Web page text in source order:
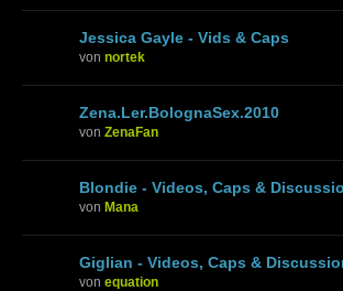
Jessica Gayle - Vids & Caps
von nortek
Zena.Ler.BolognaSex.2010
von ZenaFan
Blondie - Videos, Caps &
von Mana
Giglian - Videos, Caps &
von equation